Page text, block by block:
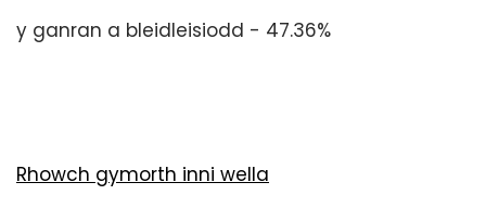
y ganran a bleidleisiodd - 47.36%
Rhowch gymorth inni wella